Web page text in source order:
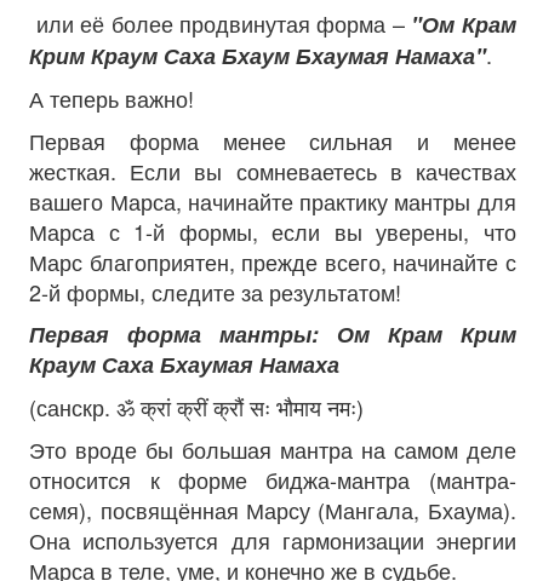
или её более продвинутая форма – "Ом Крам
Крим Краум Саха Бхаум Бхаумая Намаха".
А теперь важно!
Первая форма менее сильная и менее
жесткая. Если вы сомневаетесь в качествах
вашего Марса, начинайте практику мантры для
Марса с 1-й формы, если вы уверены, что
Марс благоприятен, прежде всего, начинайте с
2-й формы, следите за результатом!
Первая форма мантры: Ом Крам Крим
Краум Саха Бхаумая Намаха
(санскр. ॐ क्रां क्रीं क्रौं सः भौमाय नमः)
Это вроде бы большая мантра на самом деле
относится к форме биджа-мантра (мантра-
семя), посвящённая Марсу (Мангала, Бхаума).
Она используется для гармонизации энергии
Марса в теле, уме, и конечно же в судьбе.